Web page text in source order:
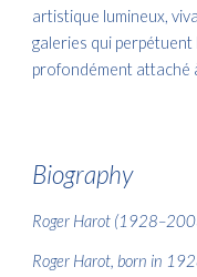
artistique lumineux,
galeries qui perpétuent
profondément attaché
Biography
Roger Harot
Roger Harot, born in